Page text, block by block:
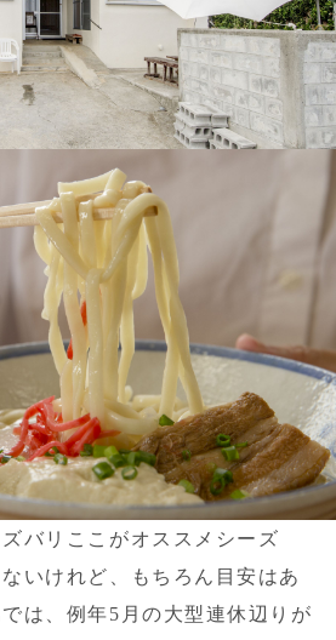
バリここがオススメシーズ
いけれど、もちろん目安はあ
は、例年5月の大型連休辺りが